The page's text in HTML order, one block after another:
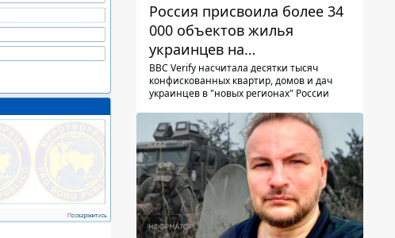
Россия присвоила более 34
000 объектов жилья
украинцев на
оккупированных
территориях -
BBC Verify насчитала десятки тысяч
конфискованных квартир, домов и дач
украинцев в "новых регионах" России